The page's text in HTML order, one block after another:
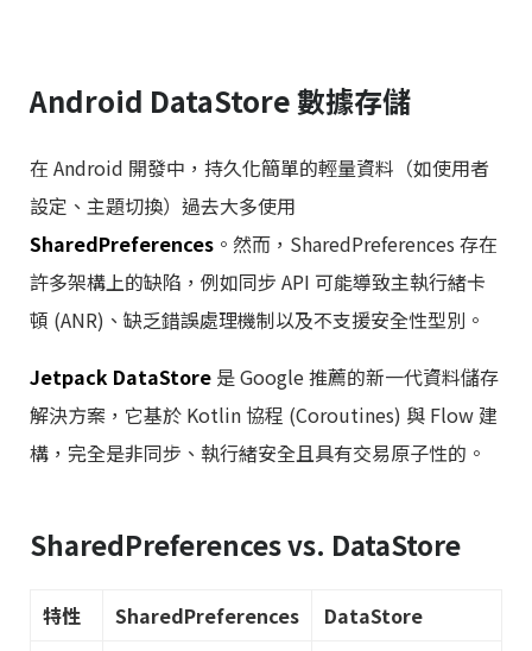
Android DataStore 數據存儲
在 Android 開發中，持久化簡單的輕量資料（如使用者
設定、主題切換）過去大多使用
SharedPreferences 。然而，SharedPreferences 存在
許多架構上的缺陷，例如同步 API 可能導致主執行緒卡
頓 (ANR)、缺乏錯誤處理機制以及不支援安全性型別。
Jetpack DataStore 是 Google 推薦的新一代資料儲存
解決方案，它基於 Kotlin 協程 (Coroutines) 與 Flow 建
構，完全是非同步、執行緒安全且具有交易原子性的。
SharedPreferences vs. DataStore
特性 SharedPreferences
DataStore